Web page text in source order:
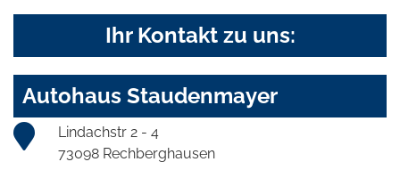
Ihr Kontakt zu uns:
Autohaus Staudenmayer
Lindachstr 2 - 4
73098 Rechberghausen